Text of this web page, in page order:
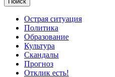
Острая ситуация
Политика
Образование
Культура
Скандалы
Прогноз
Отклик есть!